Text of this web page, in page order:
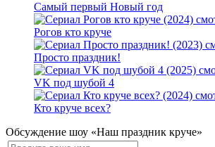
Самый первый Новый год
Рогов кто круче
Просто праздник!
VK под шубой 4
Кто круче всех?
Обсуждение шоу «Наш праздник круче»